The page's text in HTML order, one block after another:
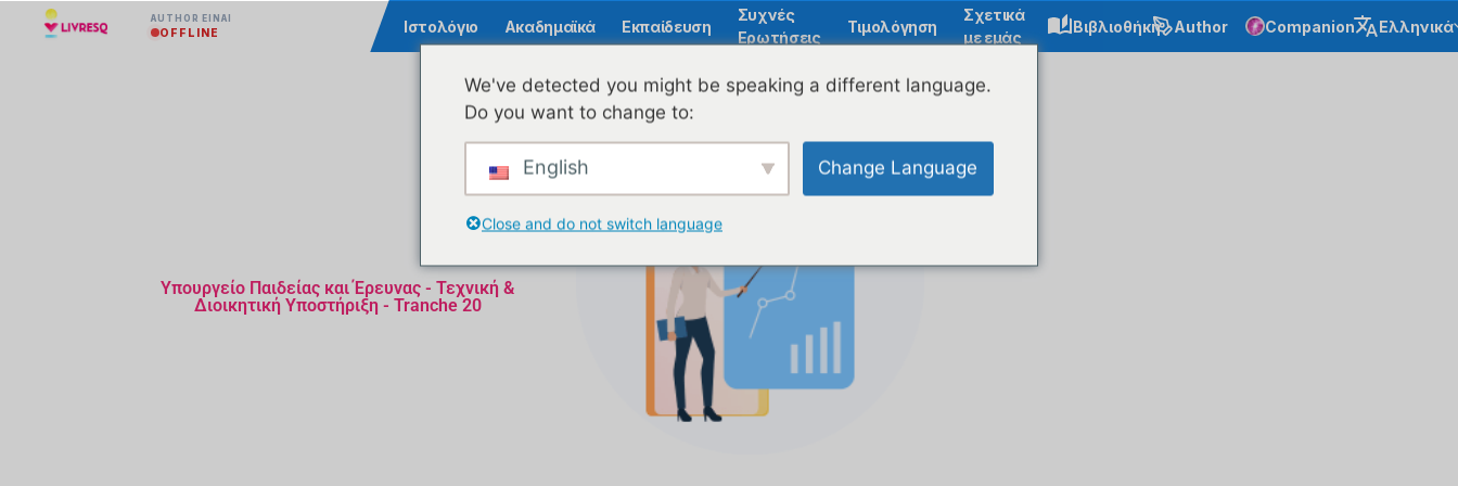
AUTHOR ΕΊΝΑΙ
OFFLINE Κοινότητα Ιστολόγιο Ακαδημαϊκά Εκπαίδευση
Συχνές
Ερωτήσεις
Τιμολόγηση
Σχετικά
με εμάς
Βιβλιοθήκη Author Companion Ελληνικά
Υπουργείο Παιδείας και Έρευνας - Τεχνική &
Διοικητική Υποστήριξη - Tranche 20
We've detected you might be speaking a different language.
Do you want to change to:
English Change Language
Close and do not switch language